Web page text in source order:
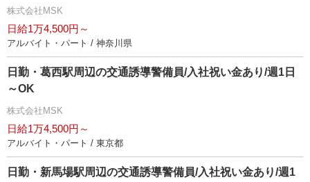
株式会社MSK
日給1万4,500円～
アルバイト・パート / 神奈川県
日勤・葛西駅周辺の交通誘導警備員/入社祝い金あり/週1日
～OK
株式会社MSK
日給1万4,500円～
アルバイト・パート / 東京都
日勤・新馬場駅周辺の交通誘導警備員/入社祝い金あり/週1